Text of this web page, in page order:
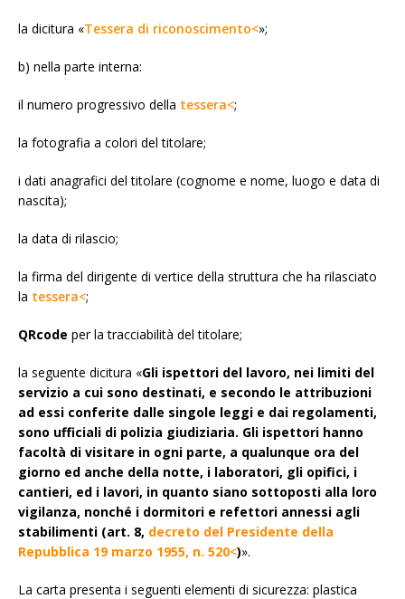
la dicitura «Tessera di riconoscimento<»;
b) nella parte interna:
il numero progressivo della tessera<;
la fotografia a colori del titolare;
i dati anagrafici del titolare (cognome e nome, luogo e data di
nascita);
la data di rilascio;
la firma del dirigente di vertice della struttura che ha rilasciato
la tessera<;
QRcode per la tracciabilità del titolare;
la seguente dicitura «Gli ispettori del lavoro, nei limiti del
servizio a cui sono destinati, e secondo le attribuzioni
ad essi conferite dalle singole leggi e dai regolamenti,
sono ufficiali di polizia giudiziaria. Gli ispettori hanno
facoltà di visitare in ogni parte, a qualunque ora del
giorno ed anche della notte, i laboratori, gli opifici, i
cantieri, ed i lavori, in quanto siano sottoposti alla loro
vigilanza, nonché i dormitori e refettori annessi agli
stabilimenti (art. 8, decreto del Presidente della
Repubblica 19 marzo 1955, n. 520<)».
La carta presenta i seguenti elementi di sicurezza: plastica